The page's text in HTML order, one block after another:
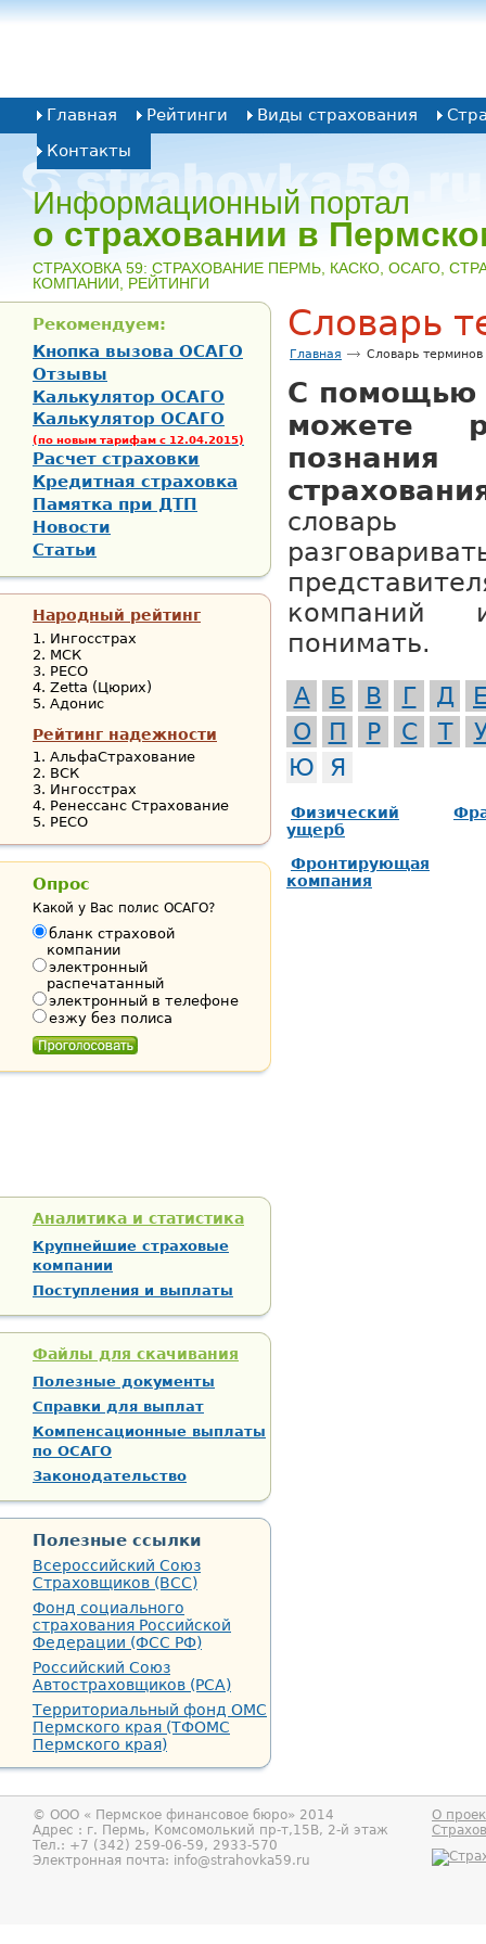
Информационный портал
о страховании в
CТРАХОВКА 59: СТРАХОВАНИЕ ПЕРМЬ, КАСКО, ОСАГО,
КОМПАНИИ, РЕЙТИНГИ
Главная Рейтинги Виды страхования
Контакты
Словарь
Главная Словарь терминов
С помощью
можете
компаний
понимать.
A Б В Г Д
О
П Р С Т
Ю
Я
Физический
ущерб
Фронтирующая
компания
Рекомендуем:
Кнопка вызова ОСАГО
Отзывы
Калькулятор ОСАГО
Калькулятор ОСАГО
(по новым тарифам с 12.04.2015)
Расчет страховки
Кредитная страховка
Памятка при ДТП
Новости
Статьи
Народный рейтинг
Ингосстрах
МСК
РЕСО
Zetta (Цюрих)
Адонис
Рейтинг надежности
АльфаСтрахование
ВСК
Ингосстрах
Ренессанс Страхование
РЕСО
Опрос
Какой у Вас полис ОСАГО?
бланк страховой
компании
электронный
распечатанный
электронный в телефоне
езжу без полиса
Аналитика и статистика
Крупнейшие страховые
компании
Поступления и выплаты
Файлы для скачивания
Полезные документы
Справки для выплат
Компенсационные выплаты
по ОСАГО
Законодательство
Полезные ссылки
Всероссийский Союз
Страховщиков (ВСС)
Фонд социального
страхования Российской
Федерации (ФСС РФ)
Российский Союз
Автостраховщиков (РСА)
Территориальный фонд ОМС
Пермского края (ТФОМС
Пермского края)
© ООО « Пермское финансовое бюро» 2014
Адрес : г. Пермь, Комсомолький пр-т,15В, 2-й этаж
Тел.: +7 (342) 259-06-59, 2933-570
Электронная почта: info@strahovka59.ru
О